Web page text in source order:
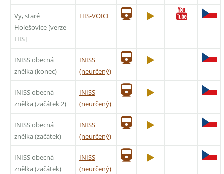
Vy, staré
Holešovice [verze
HIS]
HIS-VOICE
INISS obecná
znělka (konec)
INISS
(neurčený)
INISS obecná
znělka (začátek 2)
INISS
(neurčený)
INISS obecná
znělka (začátek)
INISS
(neurčený)
INISS obecná
znělka (začátek)
INISS
(neurčený)